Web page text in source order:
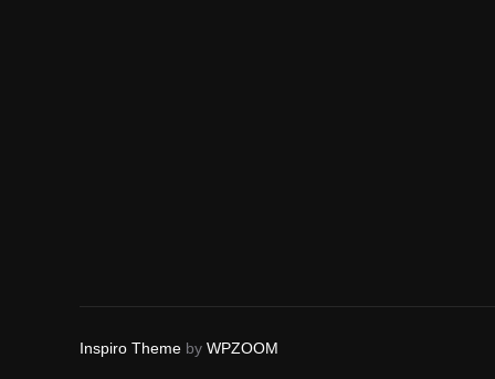
Inspiro Theme by WPZOOM